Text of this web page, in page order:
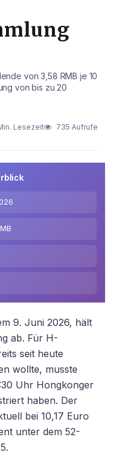
von 3,58 RMB je 10
von bis zu 20
Lesezeit 735 Aufrufe
9. Juni 2026, hält
ab. Für H-
seit heute
wollte, musste
Uhr Hongkonger
haben. Der
bei 10,17 Euro
unter dem 52-